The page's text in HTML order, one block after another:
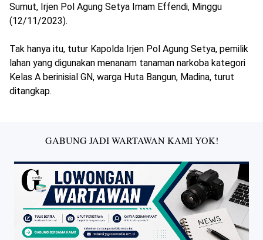
Sumut, Irjen Pol Agung Setya Imam Effendi, Minggu
(12/11/2023).
Tak hanya itu, tutur Kapolda Irjen Pol Agung Setya, pemilik
lahan yang digunakan menanam tanaman narkoba kategori
Kelas A berinisial GN, warga Huta Bangun, Madina, turut
ditangkap.
GABUNG JADI WARTAWAN KAMI YOK!